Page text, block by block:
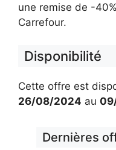
une remise de -
Carrefour.
Disponibilité
Cette offre est
26/08/2024 au
Dernières